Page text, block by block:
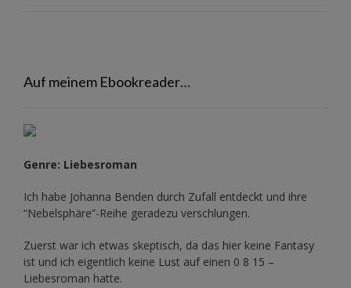
Auf meinem Ebookreader…
Genre: Liebesroman
Ich habe Johanna Benden durch Zufall entdeckt und ihre
“Nebelsphäre”-Reihe geradezu verschlungen.
Zuerst war ich etwas skeptisch, da das hier keine Fantasy
ist und ich eigentlich keine Lust auf einen 0 8 15 –
Liebesroman hatte.